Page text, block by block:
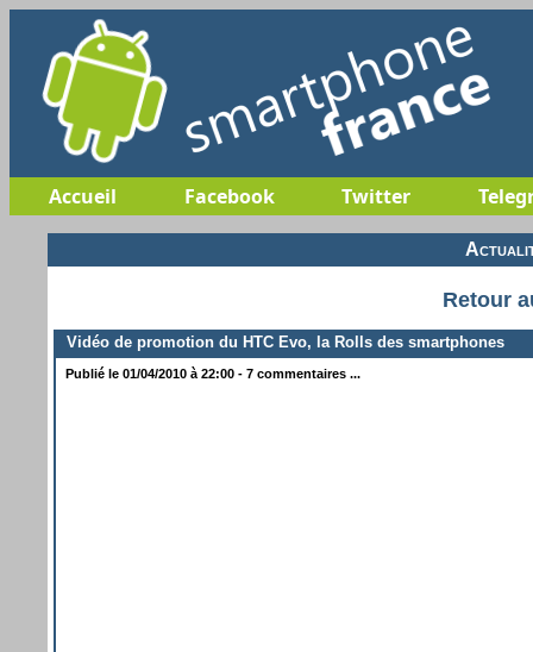
Accueil Facebook Twitter
Retour
Vidéo de promotion du HTC Evo, la Rolls des smartphones
Publié le 01/04/2010 à 22:00 - 7 commentaires ...